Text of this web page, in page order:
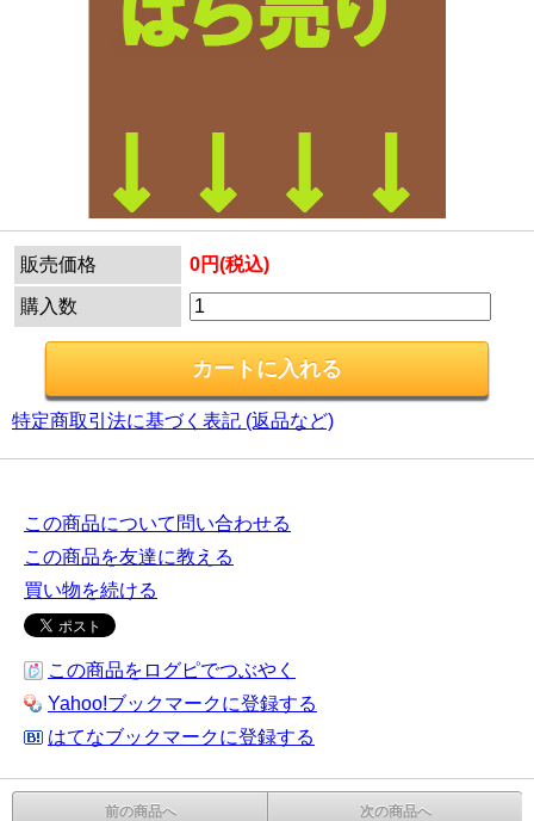
販売価格 0円(税込)
購入数
特定商取引法に基づく表記 (返品など)
この商品について問い合わせる
この商品を友達に教える
買い物を続ける
この商品をログピでつぶやく
Yahoo!ブックマークに登録する
はてなブックマークに登録する
前の商品へ 次の商品へ